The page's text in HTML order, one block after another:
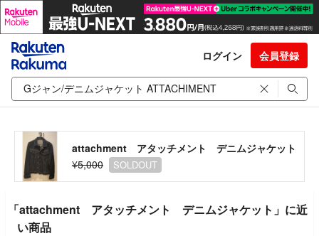
ログイン 会員登録
attachment アタッチメント デニムジャケット
¥5,000
SOLDOUT
「attachment アタッチメント デニムジャケット」に近
い商品